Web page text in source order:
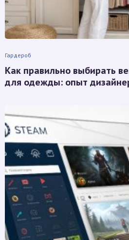
Гардероб
Как правильно выбирать
для одежды: опыт